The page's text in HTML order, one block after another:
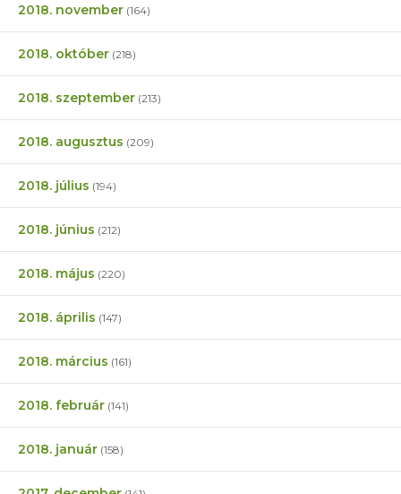
2018. november (164)
2018. október (218)
2018. szeptember (213)
2018. augusztus (209)
2018. július (194)
2018. június (212)
2018. május (220)
2018. április (147)
2018. március (161)
2018. február (141)
2018. január (158)